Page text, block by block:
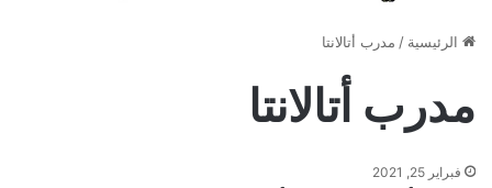
الرئيسية / مدرب أتالانتا
مدرب أتالانتا
فبراير 25, 2021